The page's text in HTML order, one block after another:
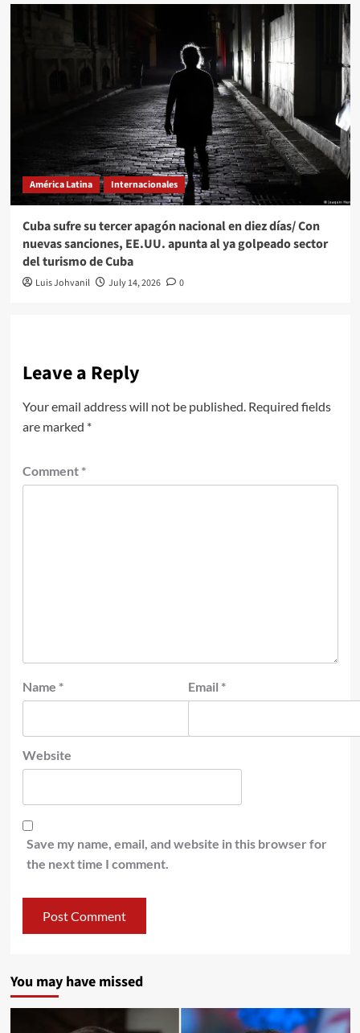
América Latina Internacionales
Cuba sufre su tercer apagón nacional en diez días/ Con
nuevas sanciones, EE.UU. apunta al ya golpeado sector
del turismo de Cuba
Luis Johvanil July 14, 2026 0
Leave a Reply
Your email address will not be published. Required fields
are marked *
Comment *
Name * Email *
Website
Save my name, email, and website in this browser for
the next time I comment.
You may have missed